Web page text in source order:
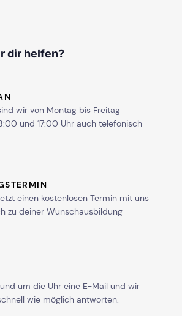
dir helfen?
wir von Montag bis Freitag
und 17:00 Uhr auch telefonisch
einen kostenlosen Termin mit uns
zu deiner Wunschausbildung
um die Uhr eine E-Mail und wir
wie möglich antworten.